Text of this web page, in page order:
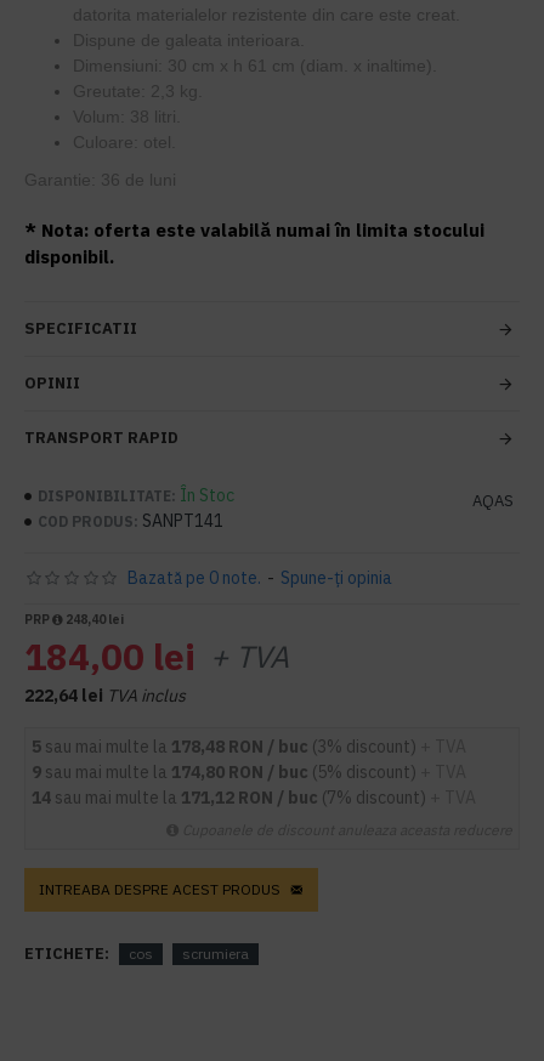
datorita materialelor rezistente din care este creat.
Dispune de galeata interioara.
Dimensiuni: 30 cm x h 61 cm (diam. x inaltime).
Greutate: 2,3 kg.
Volum: 38 litri.
Culoare: otel.
Garantie: 36 de luni
* Nota: oferta este valabilă numai în limita stocului
disponibil.
SPECIFICATII
OPINII
TRANSPORT RAPID
DISPONIBILITATE: În Stoc
COD PRODUS: SANPT141
AQAS
Bazată pe 0 note. - Spune-ţi opinia
PRP 248,40 lei
184,00 lei + TVA
222,64 lei TVA inclus
5 sau mai multe la 178,48 RON / buc (3% discount)
9 sau mai multe la 174,80 RON / buc (5% discount)
14 sau mai multe la 171,12 RON / buc (7% discount)
INTREABA DESPRE ACEST PRODUS
ETICHETE: cos scrumiera